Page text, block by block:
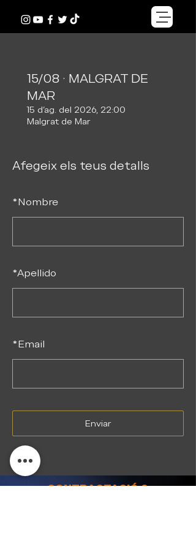
Afegeix els teus detalls
*Nombre
*Apellido
*Email
Enviar
15/08 · MALGRAT DE
MAR
15 d’ag. del 2026, 22:00
Malgrat de Mar
CONTRACTACIÓ &